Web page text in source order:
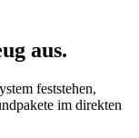
aus.
feststehen,
im direkten